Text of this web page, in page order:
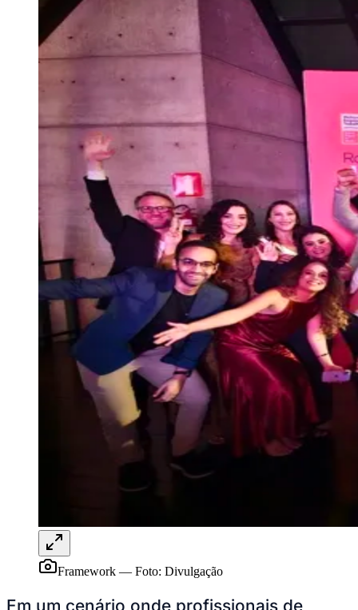
Framework — Foto: Divulgação
Em um cenário onde profissionais de